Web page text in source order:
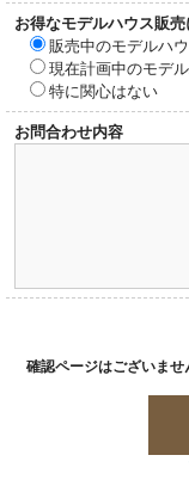
お得なモデルハウス販
販売中のモデルハ
現在計画中のモデ
特に関心はない
お問合わせ内容
確認ページはございませ